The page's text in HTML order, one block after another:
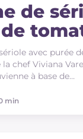
de
avec purée
chef Viviana
à base de…
min